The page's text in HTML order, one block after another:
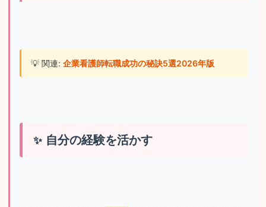
💡 関連: 企業看護師転職成功の秘訣5選2026年版
自分の経験を活かす